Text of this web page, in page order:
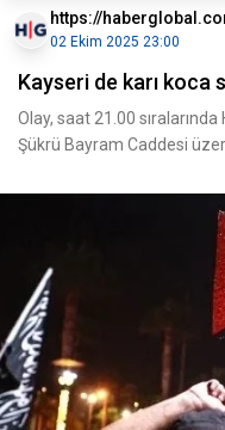
https://
02 Ekim 2025 23:00
Kayseri de karı koca
Olay, saat 21.00
Şükrü Bayram Caddesi